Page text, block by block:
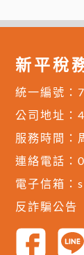
新平稅
統一編號：
公司地址：
服務時間：
連絡電話：
電子信箱：
反詐騙公告